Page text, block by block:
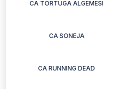
CA TORTUGA ALGEMESI
CA SONEJA
CA RUNNING DEAD